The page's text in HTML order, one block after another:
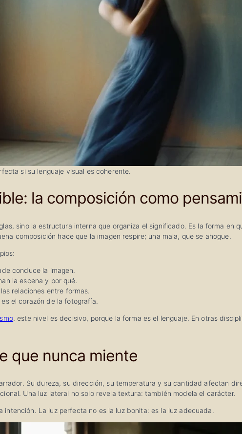
si su lenguaje visual es coherente.
la composición como
sino la estructura interna que organiza el significado. Es la forma en
composición hace que la imagen respire; una mala, que se ahogue.
conduce la imagen.
la escena y por qué.
relaciones entre formas.
el corazón de la fotografía.
, este nivel es decisivo, porque la forma es el lenguaje. En otras
que nunca miente
Su dureza, su dirección, su temperatura y su cantidad afectan
Una luz lateral no solo revela textura: también modela el carácter.
intención. La luz perfecta no es la luz bonita: es la luz adecuada.